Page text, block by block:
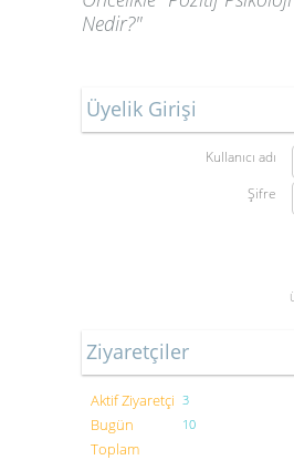
Nedir?"
Üyelik Girişi
Kullanıcı adı
Şifre
Ziyaretçiler
Aktif Ziyaretçi 3
Bugün
Toplam
10